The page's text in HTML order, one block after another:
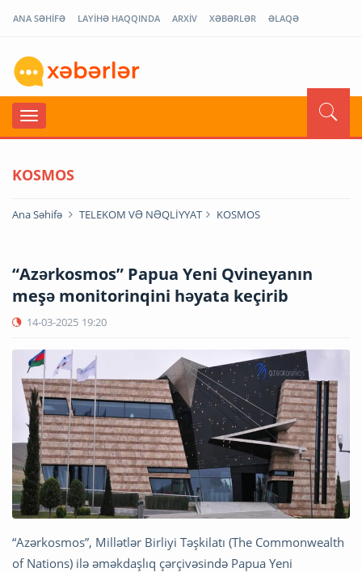
ANA SƏHİFƏ LAYİHƏ HAQQINDA ARXİV XƏBƏRLƏR ƏLAQƏ
KOSMOS
Ana Səhifə TELEKOM VƏ NƏQLİYYAT KOSMOS
“Azərkosmos” Papua Yeni Qvineyanın
meşə monitorinqini həyata keçirib
14-03-2025 19:20
“Azərkosmos”, Millətlər Birliyi Təşkilatı (The Commonwealth
of Nations) ilə əməkdaşlıq çərçivəsində Papua Yeni